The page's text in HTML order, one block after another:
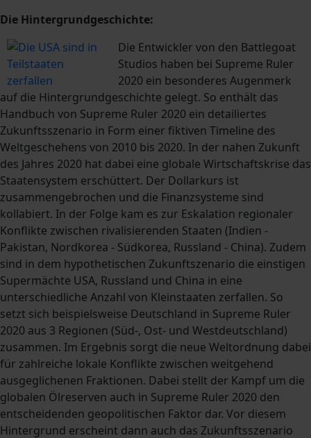
Die Hintergrundgeschichte:
Die Entwickler von den Battlegoat
Studios haben bei Supreme Ruler
2020 ein besonderes Augenmerk
auf die Hintergrundgeschichte gelegt. So enthält das
Handbuch von Supreme Ruler 2020 ein detailiertes
Zukunftsszenario in Form einer fiktiven Timeline des
Weltgeschehens von 2010 bis 2020. In der nahen Zukunft
des Jahres 2020 hat dabei eine globale Wirtschaftskrise das
Staatensystem erschüttert. Der Dollarkurs ist
zusammengebrochen und die Finanzsysteme sind
kollabiert. In der Folge kam es zur Eskalation regionaler
Konflikte zwischen rivalisierenden Staaten (Indien -
Pakistan, Nordkorea - Südkorea, Russland - China). Zudem
sind in dem hypothetischen Zukunftszenario die einstigen
Supermächte USA, Russland und China in eine
unterschiedliche Anzahl von Kleinstaaten zerfallen. So
setzt sich beispielsweise Deutschland in Supreme Ruler
2020 aus 3 Regionen (Süd-, Ost- und Westdeutschland)
zusammen. Im Ergebnis sorgt die neue Weltordnung dabei
für zahlreiche lokale Konflikte zwischen weitgehend
ausgeglichenen Fraktionen. Dabei stellt der Kampf um die
globalen Ölreserven auch in Supreme Ruler 2020 den
entscheidenden geopolitischen Faktor dar. Vor diesem
Hintergrund erscheint dann auch das Zukunftsszenario